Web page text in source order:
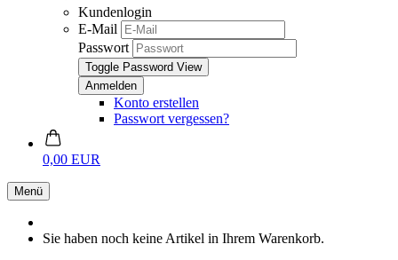
Kundenlogin
E-Mail
Passwort
Toggle Password View
Konto erstellen
Passwort vergessen?
0,00 EUR
Menü
Sie haben noch keine Artikel in Ihrem Warenkorb.